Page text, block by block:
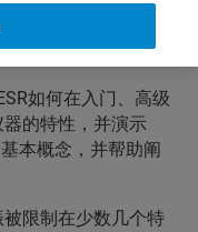
如何在入门、高级
的特性，并演示
本概念，并帮助阐
限制在少数几个特